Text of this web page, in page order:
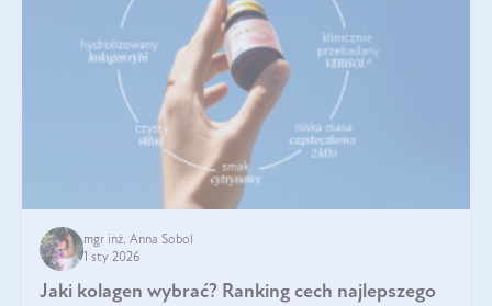
mgr inż. Anna Sobol
1 sty 2026
Jaki kolagen wybrać? Ranking cech najlepszego